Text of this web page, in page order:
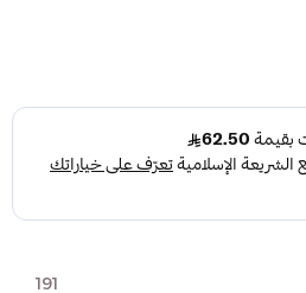
191